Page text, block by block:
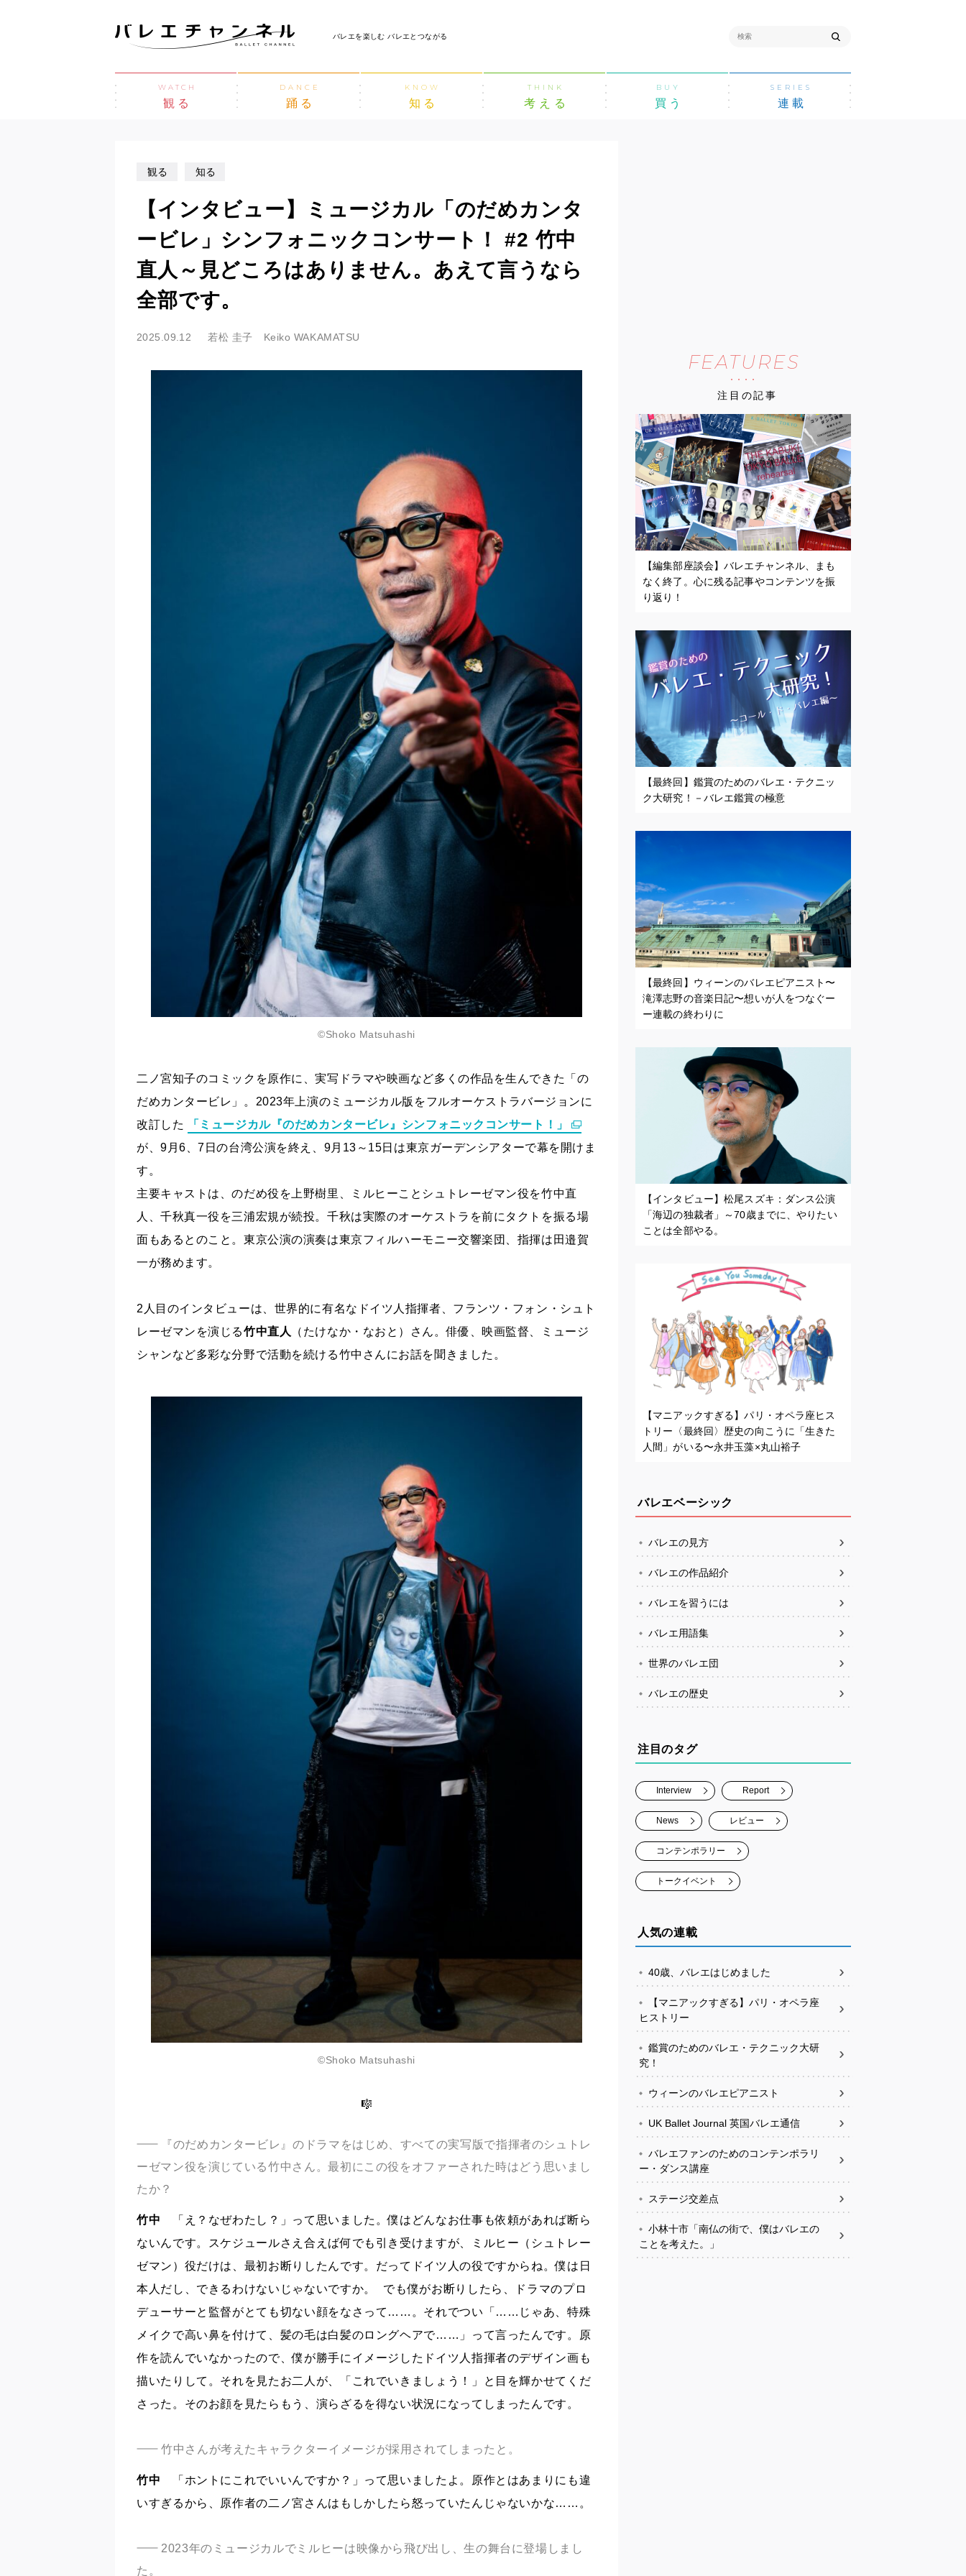
バレエを楽しむ バレエとつながる
WATCH
観る
DANCE
踊る
KNOW
知る
THINK
考える
BUY
買う
SERIES
連載
観る 知る
【インタビュー】ミュージカル「のだめカンタ
ービレ」シンフォニックコンサート！ #2 竹中
直人～見どころはありません。あえて言うなら
全部です。
2025.09.12 若松 圭子 Keiko WAKAMATSU
©Shoko Matsuhashi
二ノ宮知子のコミックを原作に、実写ドラマや映画など多くの作品を生んできた「の
だめカンタービレ」。2023年上演のミュージカル版をフルオーケストラバージョンに
改訂した
「ミュージカル『のだめカンタービレ』シンフォニックコンサート！」
が、9月6、7日の台湾公演を終え、9月13～15日は東京ガーデンシアターで幕を開けま
す。
主要キャストは、のだめ役を上野樹里、ミルヒーことシュトレーゼマン役を竹中直
人、千秋真一役を三浦宏規が続投。千秋は実際のオーケストラを前にタクトを振る場
面もあるとのこと。東京公演の演奏は東京フィルハーモニー交響楽団、指揮は田邉賀
一が務めます。
2人目のインタビューは、世界的に有名なドイツ人指揮者、フランツ・フォン・シュト
レーゼマンを演じる竹中直人
（たけなか・なおと）さん。俳優、映画監督、ミュージ
シャンなど多彩な分野で活動を続ける竹中さんにお話を聞きました。
©Shoko Matsuhashi
🎼
『のだめカンタービレ』のドラマをはじめ、すべての実写版で指揮者のシュトレ
ーゼマン役を演じている竹中さん。最初にこの役をオファーされた時はどう思いまし
たか？
竹中 「え？なぜわたし？」って思いました。僕はどんなお仕事も依頼があれば断ら
ないんです。スケジュールさえ合えば何でも引き受けますが、ミルヒー（シュトレー
ゼマン）役だけは、最初お断りしたんです。だってドイツ人の役ですからね。僕は日
本人だし、できるわけないじゃないですか。 でも僕がお断りしたら、ドラマのプロ
デューサーと監督がとても切ない顔をなさって……。それでつい「……じゃあ、特殊
メイクで高い鼻を付けて、髪の毛は白髪のロングヘアで……」って言ったんです。原
作を読んでいなかったので、僕が勝手にイメージしたドイツ人指揮者のデザイン画も
描いたりして。それを見たお二人が、「これでいきましょう！」と目を輝かせてくだ
さった。そのお顔を見たらもう、演らざるを得ない状況になってしまったんです。
竹中さんが考えたキャラクターイメージが採用されてしまったと。
竹中 「ホントにこれでいいんですか？」って思いましたよ。原作とはあまりにも違
いすぎるから、原作者の二ノ宮さんはもしかしたら怒っていたんじゃないかな……。
2023年のミュージカルでミルヒーは映像から飛び出し、生の舞台に登場しまし
た。
FEATURES
注目の記事
【編集部座談会】バレエチャンネル、まも
なく終了。心に残る記事やコンテンツを振
り返り！
【最終回】鑑賞のためのバレエ・テクニッ
ク大研究！－バレエ鑑賞の極意
【最終回】ウィーンのバレエピアニスト〜
滝澤志野の音楽日記〜想いが人をつなぐー
ー連載の終わりに
【インタビュー】松尾スズキ：ダンス公演
「海辺の独裁者」～70歳までに、やりたい
ことは全部やる。
【マニアックすぎる】パリ・オペラ座ヒス
トリー〈最終回〉歴史の向こうに「生きた
人間」がいる〜永井玉藻×丸山裕子
バレエベーシック
バレエの見方
バレエの作品紹介
バレエを習うには
バレエ用語集
世界のバレエ団
バレエの歴史
注目のタグ
Interview Report
News レビュー
コンテンポラリー
トークイベント
人気の連載
40歳、バレエはじめました
【マニアックすぎる】パリ・オペラ座
ヒストリー
鑑賞のためのバレエ・テクニック大研
究！
ウィーンのバレエピアニスト
UK Ballet Journal 英国バレエ通信
バレエファンのためのコンテンポラリ
ー・ダンス講座
ステージ交差点
小林十市「南仏の街で、僕はバレエの
ことを考えた。」